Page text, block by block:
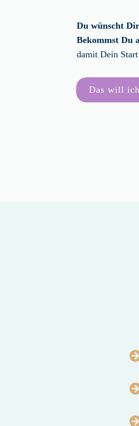
Du wünscht
Bekommst Du
damit Dein
Das will